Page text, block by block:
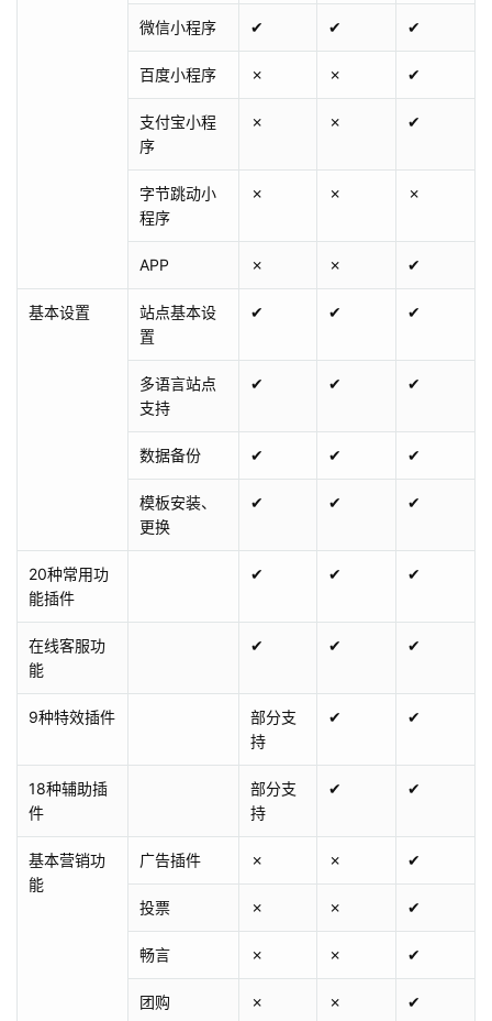
微信小程序 ✔ ✔ ✔
百度小程序 ✗ ✗ ✔
支付宝小程
序
✗ ✗ ✔
字节跳动小
程序
✗ ✗ ✗
APP ✗ ✗ ✔
基本设置
站点基本设
置
✔ ✔ ✔
多语言站点
支持
✔ ✔ ✔
数据备份 ✔ ✔ ✔
模板安装、
更换
✔ ✔ ✔
20种常用功
能插件
✔ ✔ ✔
在线客服功
能
✔ ✔ ✔
9种特效插件
部分支
持
✔ ✔
18种辅助插
件
部分支
持
✔ ✔
基本营销功
能
广告插件 ✗ ✗ ✔
投票 ✗ ✗ ✔
畅言 ✗ ✗ ✔
团购 ✗ ✗ ✔